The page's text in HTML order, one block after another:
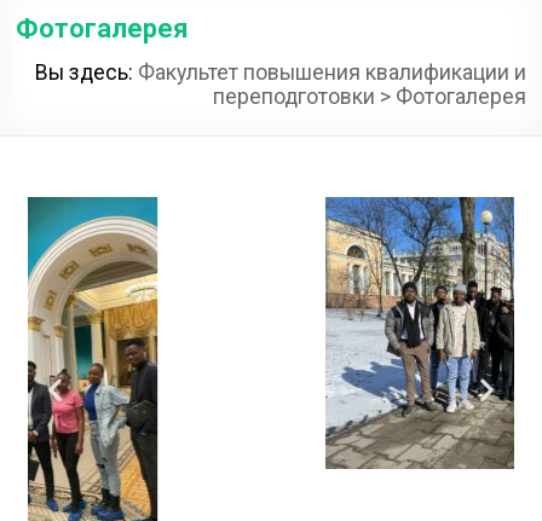
Фотогалерея
Вы здесь: Факультет повышения квалификации и
переподготовки > Фотогалерея